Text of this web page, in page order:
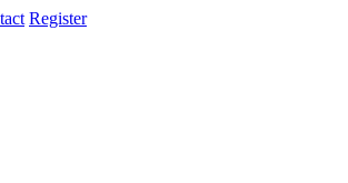
Register